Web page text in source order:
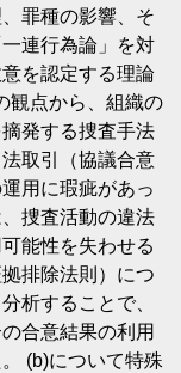
罪種の影響、そ
連行為論」を対
を認定する理論
観点から、組織の
発する捜査手法
取引（協議合意
用に瑕疵があっ
捜査活動の違法
能性を失わせる
排除法則）につ
析することで、
合意結果の利用
(b)について特殊